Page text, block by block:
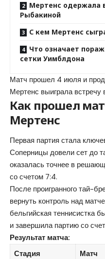
Мертенс одержала
Рыбакиной
С кем Мертенс
Что означает
сетки Уимблдона
Матч прошел 4 июля и
Мертенс выиграла встречу
Как прошел
Мертенс
Первая партия стала
Соперницы довели сет до
оказалась точнее в
со счетом 7:4.
После проигранного тай-
вернуть контроль над
бельгийская теннисистка
и завершила партию со
Результат матча:
Стадия
Матч